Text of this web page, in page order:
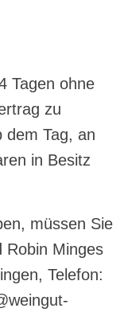
Tagen ohne
zu
dem Tag, an
in Besitz
müssen Sie
Robin Minges
Telefon: